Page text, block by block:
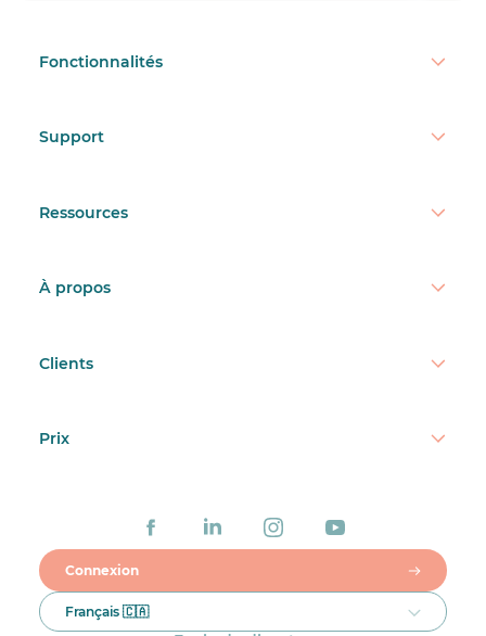
Fonctionnalités
Support
Ressources
À propos
Clients
Prix
Connexion
Français 🇨🇦